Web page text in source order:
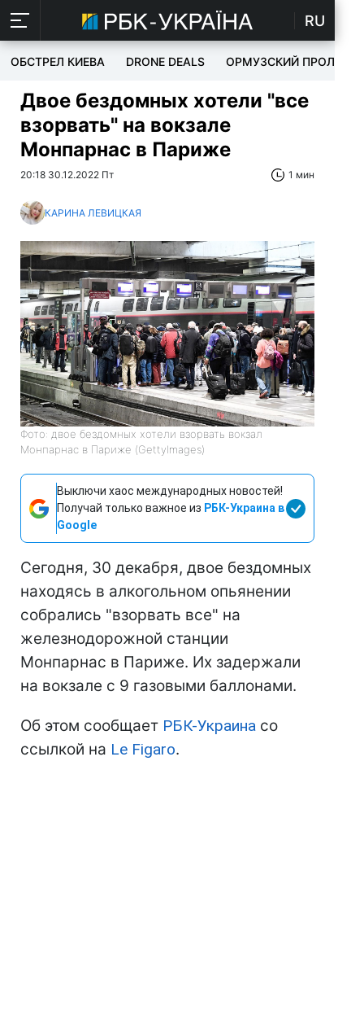
RU
ОБСТРЕЛ КИЕВА DRONE DEALS ОРМУЗСКИЙ ПРОЛИВ
Двое бездомных хотели "все
взорвать" на вокзале
Монпарнас в Париже
20:18 30.12.2022 Пт 1 мин
КАРИНА ЛЕВИЦКАЯ
Фото: двое бездомных хотели взорвать вокзал
Монпарнас в Париже (GettyImages)
Выключи хаос международных новостей!
Получай только важное из РБК-Украина в
Google
Сегодня, 30 декабря, двое бездомных
находясь в алкогольном опьянении
собрались "взорвать все" на
железнодорожной станции
Монпарнас в Париже. Их задержали
на вокзале с 9 газовыми баллонами.
Об этом сообщает РБК-Украина со
ссылкой на Le Figaro.